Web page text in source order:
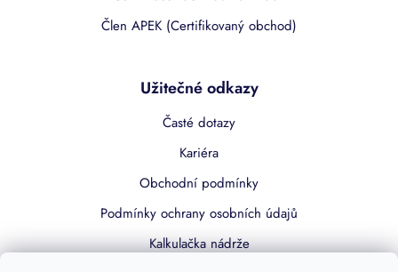
Člen APEK (Certifikovaný obchod)
Užitečné odkazy
Časté dotazy
Kariéra
Obchodní podmínky
Podmínky ochrany osobních údajů
Kalkulačka nádrže